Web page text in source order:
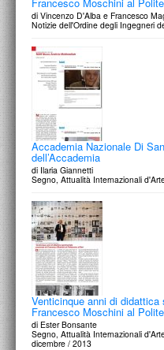
di Vincenzo D'Alba e Francesco
Notizie dell'Ordine degli Ingegneri
Accademia Nazionale Di
dell’Accademia
di Ilaria Giannetti
Segno, Attualità Internazionali
Venticinque anni di
Francesco Moschini al
di Ester Bonsante
Segno, Attualità Internazionali
dicembre / 2013